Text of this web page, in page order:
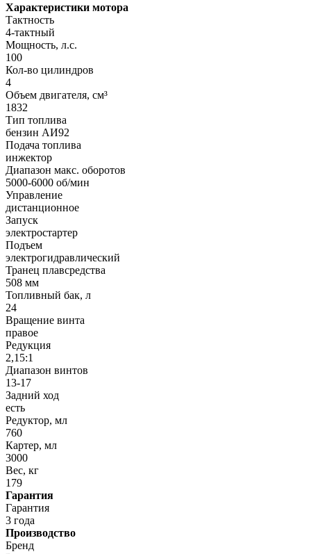
Характеристики мотора
Тактность
4-тактный
Мощность, л.с.
100
Кол-во цилиндров
4
Объем двигателя, см³
1832
Тип топлива
бензин АИ92
Подача топлива
инжектор
Диапазон макс. оборотов
5000-6000 об/мин
Управление
дистанционное
Запуск
электростартер
Подъем
электрогидравлический
Транец плавсредства
508 мм
Топливный бак, л
24
Вращение винта
правое
Редукция
2,15:1
Диапазон винтов
13-17
Задний ход
есть
Редуктор, мл
760
Картер, мл
3000
Вес, кг
179
Гарантия
Гарантия
3 года
Производство
Бренд